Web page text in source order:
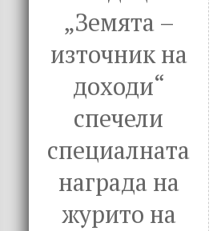
„Земята –
източник на
доходи“
спечели
специалната
награда на
журито на